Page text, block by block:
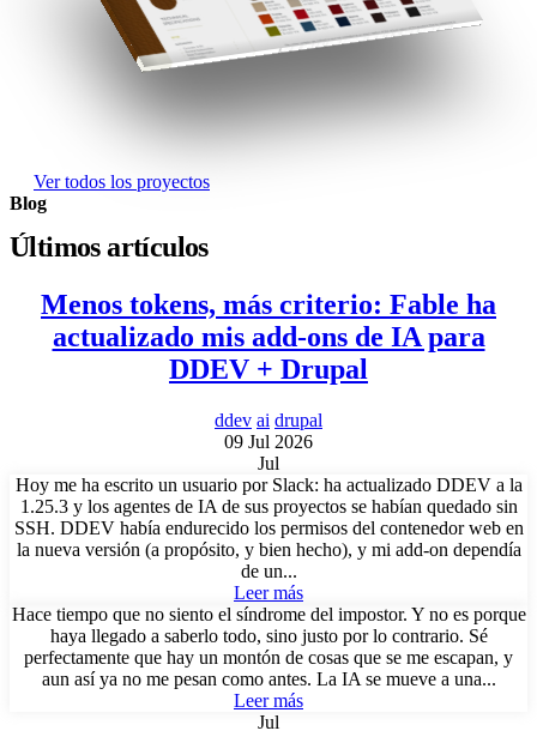
Ver todos los proyectos
Blog
Últimos artículos
Menos tokens, más criterio: Fable ha
actualizado mis add-ons de IA para
DDEV + Drupal
ddev ai drupal
09 Jul 2026
Jul
Hoy me ha escrito un usuario por Slack: ha actualizado DDEV a la
1.25.3 y los agentes de IA de sus proyectos se habían quedado sin
SSH. DDEV había endurecido los permisos del contenedor web en
la nueva versión (a propósito, y bien hecho), y mi add-on dependía
de un...
Leer más
Hace tiempo que no siento el síndrome del impostor. Y no es porque
haya llegado a saberlo todo, sino justo por lo contrario. Sé
perfectamente que hay un montón de cosas que se me escapan, y
aun así ya no me pesan como antes. La IA se mueve a una...
Leer más
Jul